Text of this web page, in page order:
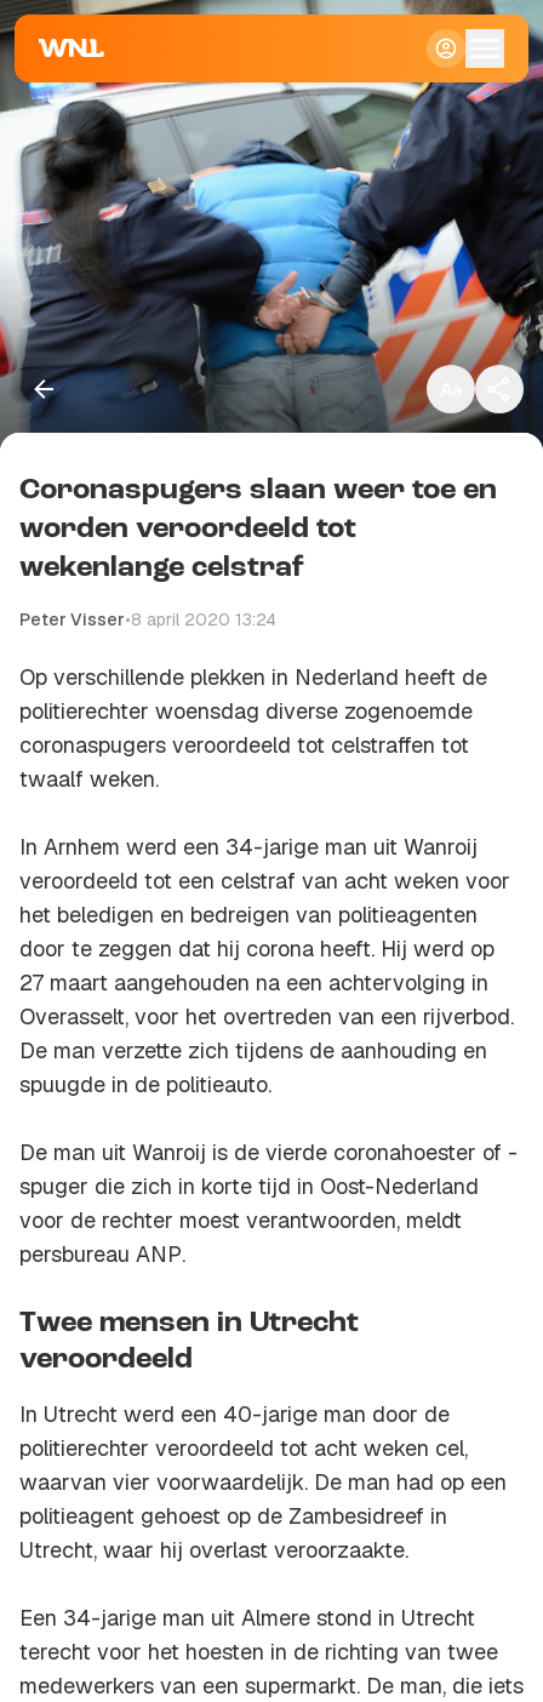
Klein
Standaard
Groot
Kopieer link
Coronaspugers slaan weer toe en
worden veroordeeld tot
wekenlange celstraf
Peter Visser•8 april 2020 13:24
Op verschillende plekken in Nederland heeft de
politierechter woensdag diverse zogenoemde
coronaspugers veroordeeld tot celstraffen tot
twaalf weken.
In Arnhem werd een 34-jarige man uit Wanroij
veroordeeld tot een celstraf van acht weken voor
het beledigen en bedreigen van politieagenten
door te zeggen dat hij corona heeft. Hij werd op
27 maart aangehouden na een achtervolging in
Overasselt, voor het overtreden van een rijverbod.
De man verzette zich tijdens de aanhouding en
spuugde in de politieauto.
De man uit Wanroij is de vierde coronahoester of -
spuger die zich in korte tijd in Oost-Nederland
voor de rechter moest verantwoorden, meldt
persbureau ANP.
Twee mensen in Utrecht
veroordeeld
In Utrecht werd een 40-jarige man door de
politierechter veroordeeld tot acht weken cel,
waarvan vier voorwaardelijk. De man had op een
politieagent gehoest op de Zambesidreef in
Utrecht, waar hij overlast veroorzaakte.
Een 34-jarige man uit Almere stond in Utrecht
terecht voor het hoesten in de richting van twee
medewerkers van een supermarkt. De man, die iets